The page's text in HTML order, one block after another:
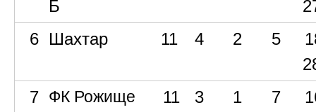
Б
6 Шахтар 11 4 2 5
7 ФК Рожище 11 3 1 7